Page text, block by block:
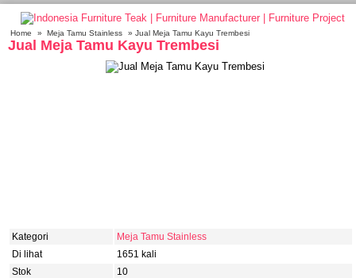
Home » Meja Tamu Stainless » Jual Meja Tamu Kayu Trembesi
Jual Meja Tamu Kayu Trembesi
Kategori
Meja Tamu Stainless
Di lihat
1651 kali
Stok
10